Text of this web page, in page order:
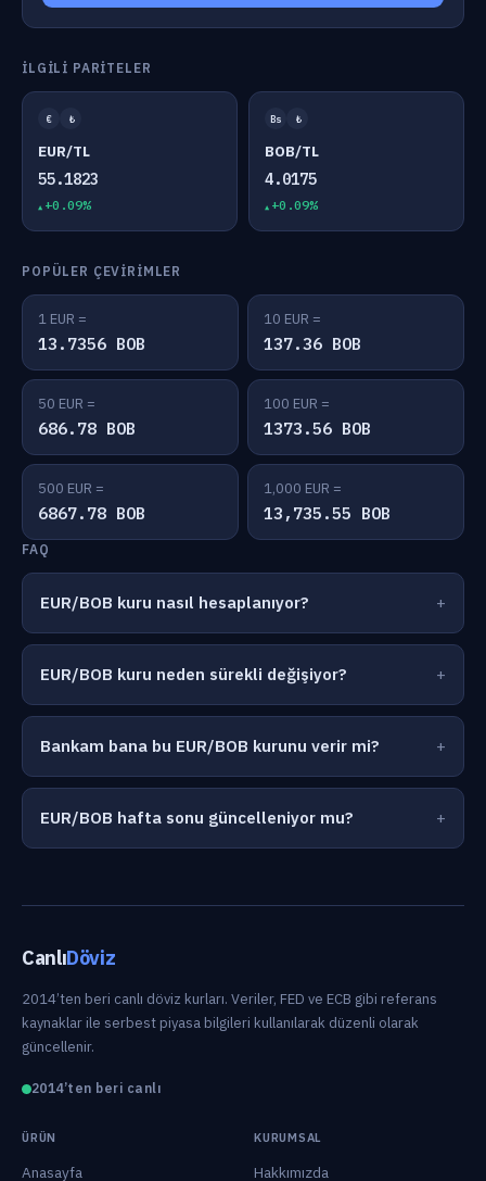
İLGILI PARITELER
€ ₺
EUR/TL
55.1823
+0.09%
Bs ₺
BOB/TL
4.0175
+0.09%
POPÜLER ÇEVIRIMLER
1 EUR =
13.7356 BOB
10 EUR =
137.36 BOB
50 EUR =
686.78 BOB
100 EUR =
1373.56 BOB
500 EUR =
6867.78 BOB
1,000 EUR =
13,735.55 BOB
FAQ
EUR/BOB kuru nasıl hesaplanıyor?
EUR/BOB kuru neden sürekli değişiyor?
Bankam bana bu EUR/BOB kurunu verir mi?
EUR/BOB hafta sonu güncelleniyor mu?
CanlıDöviz
2014’ten beri canlı döviz kurları. Veriler, FED ve ECB gibi referans
kaynaklar ile serbest piyasa bilgileri kullanılarak düzenli olarak
güncellenir.
2014’ten beri canlı
ÜRÜN
Anasayfa
KURUMSAL
Hakkımızda